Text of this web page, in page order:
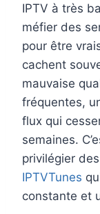
IPTV à très
méfier des
pour être
cachent
mauvaise
fréquentes,
flux qui
semaines.
privilégier
IPTVTunes
constante et